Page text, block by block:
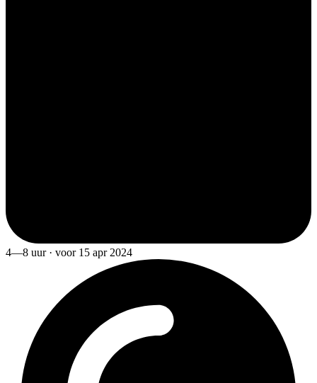
4—8 uur · voor 15 apr 2024